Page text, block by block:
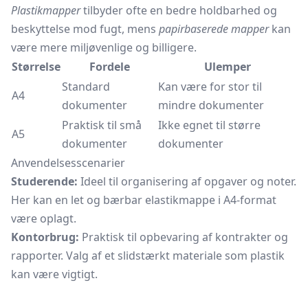
Plastikmappertilbyder ofte en bedre holdbarhed og
beskyttelse mod fugt, mens papirbaserede mapperkan
være mere miljøvenlige og billigere.
Størrelse
Fordele
Ulemper
A4
Standard
dokumenter
Kan være for stor til
mindre dokumenter
A5
Praktisk til små
dokumenter
Ikke egnet til større
dokumenter
Anvendelsesscenarier
Studerende: Ideel til organisering af opgaver og noter.
Her kan en let og bærbar elastikmappe i A4-format
være oplagt.
Kontorbrug: Praktisk til opbevaring af kontrakter og
rapporter. Valg af et slidstærkt materiale som plastik
kan være vigtigt.